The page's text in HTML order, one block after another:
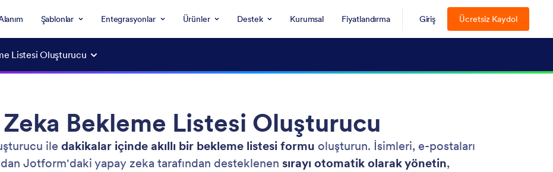
Şablonlar Entegrasyonlar Ürünler Destek Kurumsal Fiyatlandırma Giriş Ücretsiz Kaydol
Listesi Oluşturucu
Bekleme Listesi Oluşturucu
ile dakikalar içinde akıllı bir bekleme listesi formu oluşturun. İsimleri, e-postaları
Jotform'daki yapay zeka tarafından desteklenen sırayı otomatik olarak yönetin,